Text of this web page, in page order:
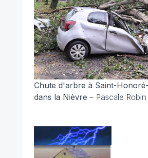
Chute d'arbre à Saint-
dans la Nièvre – Pascale Robin